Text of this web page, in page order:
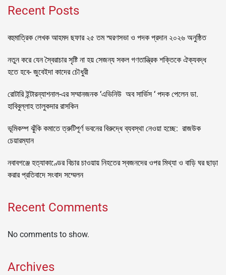
Recent Posts
বহুমাত্রিক লেখক আহমদ ছফার ২৫ তম স্মরণসভা ও পদক প্রদান ২০২৬ অনুষ্ঠিত
নতুন করে যেন স্বৈরাচার সৃষ্টি না হয় সেজন্য সকল গণতান্ত্রিক শক্তিকে ঐক্যবদ্ধ
হতে হবে- জুবেইদা কাদের চৌধুরী
রোটারি ইন্টারন্যাশনাল-এর সম্মানজনক ‘এভিনিউ অব সার্ভিস ‘ পদক পেলেন ডা.
হাবিবুল্লাহ তালুকদার রাসকিন
ভূমিকম্প ঝুঁকি কমাতে ত্রুটিপূর্ণ ভবনের বিরুদ্ধে ব্যবস্থা নেওয়া হচ্ছে: রাজউক
চেয়ারম্যান
নবাবগঞ্জে হত্যাকাণ্ডের বিচার চাওয়ায় নিহতের স্বজনদের ওপর মিথ্যা ও বাড়ি ঘর ছাড়া
করার প্রতিবাদে সংবাদ সম্মেলন
Recent Comments
No comments to show.
Archives